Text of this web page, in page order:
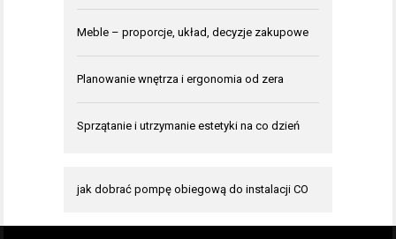
Meble – proporcje, układ, decyzje zakupowe
Planowanie wnętrza i ergonomia od zera
Sprzątanie i utrzymanie estetyki na co dzień
jak dobrać pompę obiegową do instalacji CO